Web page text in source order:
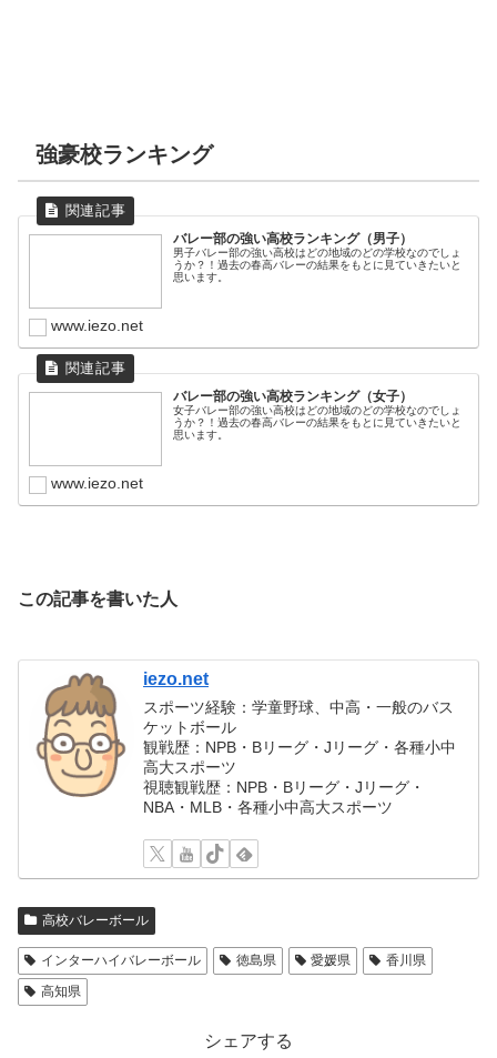
強豪校ランキング
バレー部の強い高校ランキング（男子）
男子バレー部の強い高校はどの地域のどの学校なのでしょ
うか？！過去の春高バレーの結果をもとに見ていきたいと
思います。
www.iezo.net
バレー部の強い高校ランキング（女子）
女子バレー部の強い高校はどの地域のどの学校なのでしょ
うか？！過去の春高バレーの結果をもとに見ていきたいと
思います。
www.iezo.net
この記事を書いた人
iezo.net
スポーツ経験：学童野球、中高・一般のバス
ケットボール
観戦歴：NPB・Bリーグ・Jリーグ・各種小中
高大スポーツ
視聴観戦歴：NPB・Bリーグ・Jリーグ・
NBA・MLB・各種小中高大スポーツ
高校バレーボール
インターハイバレーボール 徳島県 愛媛県
香川県
高知県
シェアする